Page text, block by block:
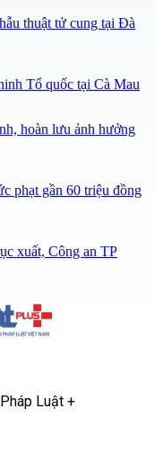
thuật tử cung tại Đà
Tổ quốc tại Cà Mau
hoàn lưu ảnh hưởng
phạt gần 60 triệu đồng
xuất, Công an TP
Luật +